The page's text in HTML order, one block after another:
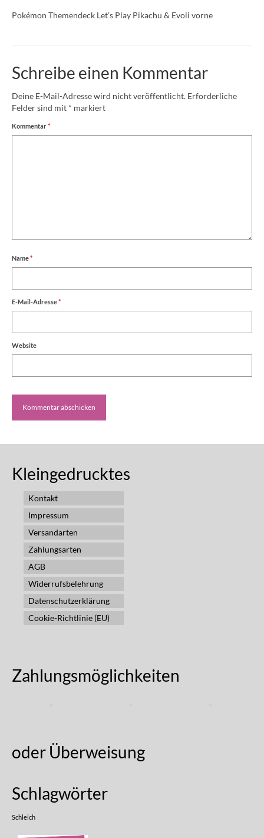
Pokémon Themendeck Let’s Play Pikachu & Evoli vorne
Schreibe einen Kommentar
Deine E-Mail-Adresse wird nicht veröffentlicht. Erforderliche
Felder sind mit * markiert
Kommentar*
Name*
E-Mail-Adresse*
Website
Kleingedrucktes
Kontakt
Impressum
Versandarten
Zahlungsarten
AGB
Widerrufsbelehrung
Datenschutzerklärung
Cookie-Richtlinie (EU)
Zahlungsmöglichkeiten
oder Überweisung
Schlagwörter
Schleich